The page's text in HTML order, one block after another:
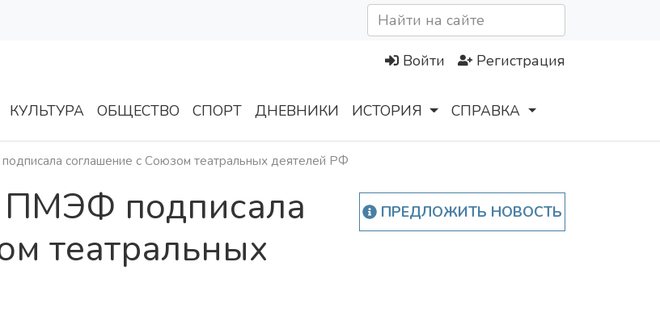
Войти Регистрация
КУЛЬТУРА ОБЩЕСТВО СПОРТ ДНЕВНИКИ ИСТОРИЯ СПРАВКА
соглашение с Союзом театральных деятелей РФ
ПМЭФ подписала
театральных
ПРЕДЛОЖИТЬ НОВОСТЬ